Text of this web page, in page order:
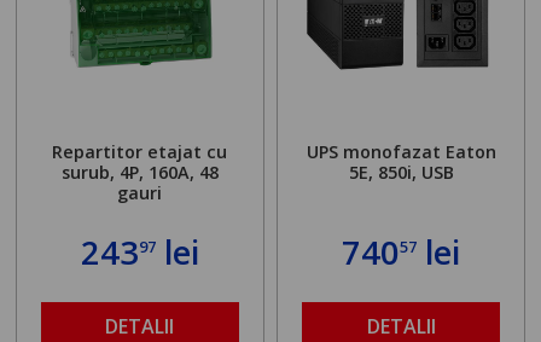
Repartitor etajat cu
surub, 4P, 160A, 48
gauri
24397lei
DETALII
UPS monofazat Eaton
5E, 850i, USB
74057 lei
DETALII